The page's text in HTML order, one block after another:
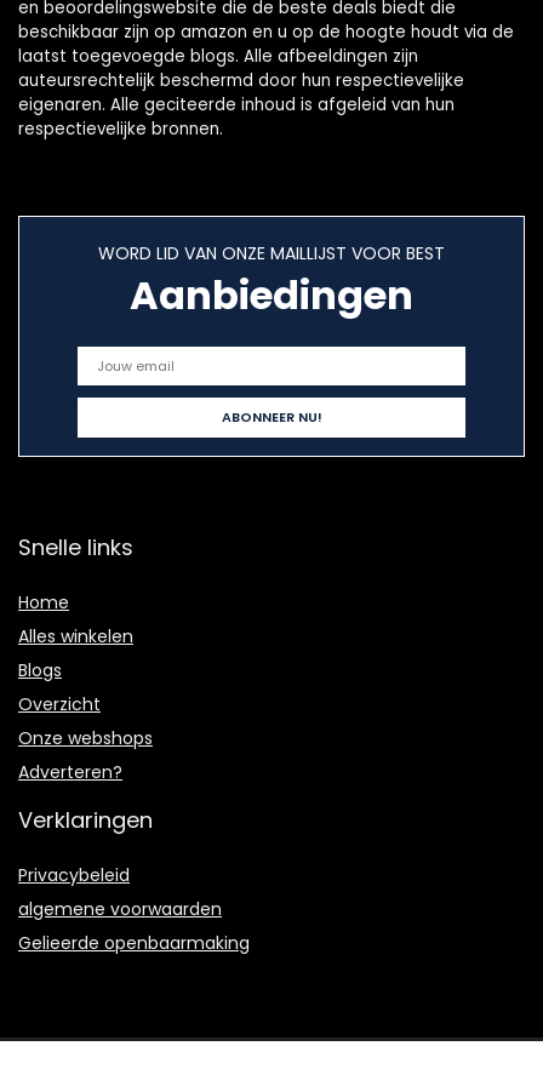
en beoordelingswebsite die de beste deals biedt die
beschikbaar zijn op amazon en u op de hoogte houdt via de
laatst toegevoegde blogs. Alle afbeeldingen zijn
auteursrechtelijk beschermd door hun respectievelijke
eigenaren. Alle geciteerde inhoud is afgeleid van hun
respectievelijke bronnen.
WORD LID VAN ONZE MAILLIJST VOOR BEST
Aanbiedingen
Snelle links
Home
Alles winkelen
Blogs
Overzicht
Onze webshops
Adverteren?
Verklaringen
Privacybeleid
algemene voorwaarden
Gelieerde openbaarmaking